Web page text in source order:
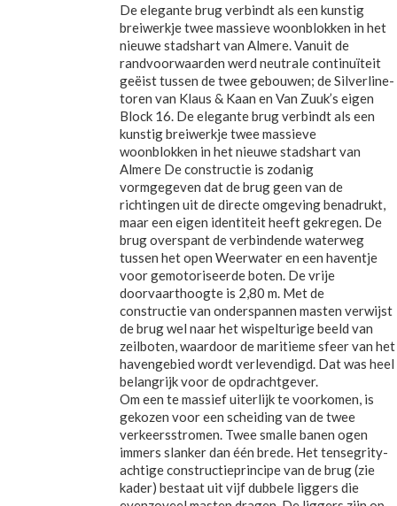
De elegante brug verbindt als een kunstig
breiwerkje twee massieve woonblokken in het
nieuwe stadshart van Almere. Vanuit de
randvoorwaarden werd neutrale continuïteit
geëist tussen de twee gebouwen; de Silverline-
toren van Klaus & Kaan en Van Zuuk’s eigen
Block 16. De elegante brug verbindt als een
kunstig breiwerkje twee massieve
woonblokken in het nieuwe stadshart van
Almere De constructie is zodanig
vormgegeven dat de brug geen van de
richtingen uit de directe omgeving benadrukt,
maar een eigen identiteit heeft gekregen. De
brug overspant de verbindende waterweg
tussen het open Weerwater en een haventje
voor gemotoriseerde boten. De vrije
doorvaarthoogte is 2,80 m. Met de
constructie van onderspannen masten verwijst
de brug wel naar het wispelturige beeld van
zeilboten, waardoor de maritieme sfeer van het
havengebied wordt verlevendigd. Dat was heel
belangrijk voor de opdrachtgever.
Om een te massief uiterlijk te voorkomen, is
gekozen voor een scheiding van de twee
verkeersstromen. Twee smalle banen ogen
immers slanker dan één brede. Het tensegrity-
achtige constructieprincipe van de brug (zie
kader) bestaat uit vijf dubbele liggers die